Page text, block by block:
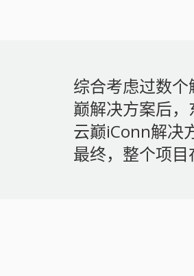
综合考虑过数
巅解决方案后
云巅iConn解决
最终，整个项